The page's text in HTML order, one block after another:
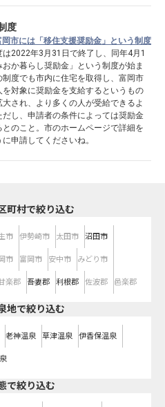
度
市には「移住支援奨励金」という制度
は2022年3月31日で終了し、同年4月1
か暮らし奨励金」という制度が始ま
度でも市内に住宅を取得し、富岡市
対象に奨励金を支給するというもの
され、より多くの人が受給できるよ
だし、申請者の条件によっては奨励金
のこと。市のホームページで詳細を
申請してくださいね。
町村で絞り込む
市 伊勢崎市 太田市 沼田市
市 富岡市 安中市 みどり市
楽郡 吾妻郡 利根郡 佐波郡 邑楽郡
地で絞り込む
老神温泉 草津温泉 伊香保温泉
で絞り込む